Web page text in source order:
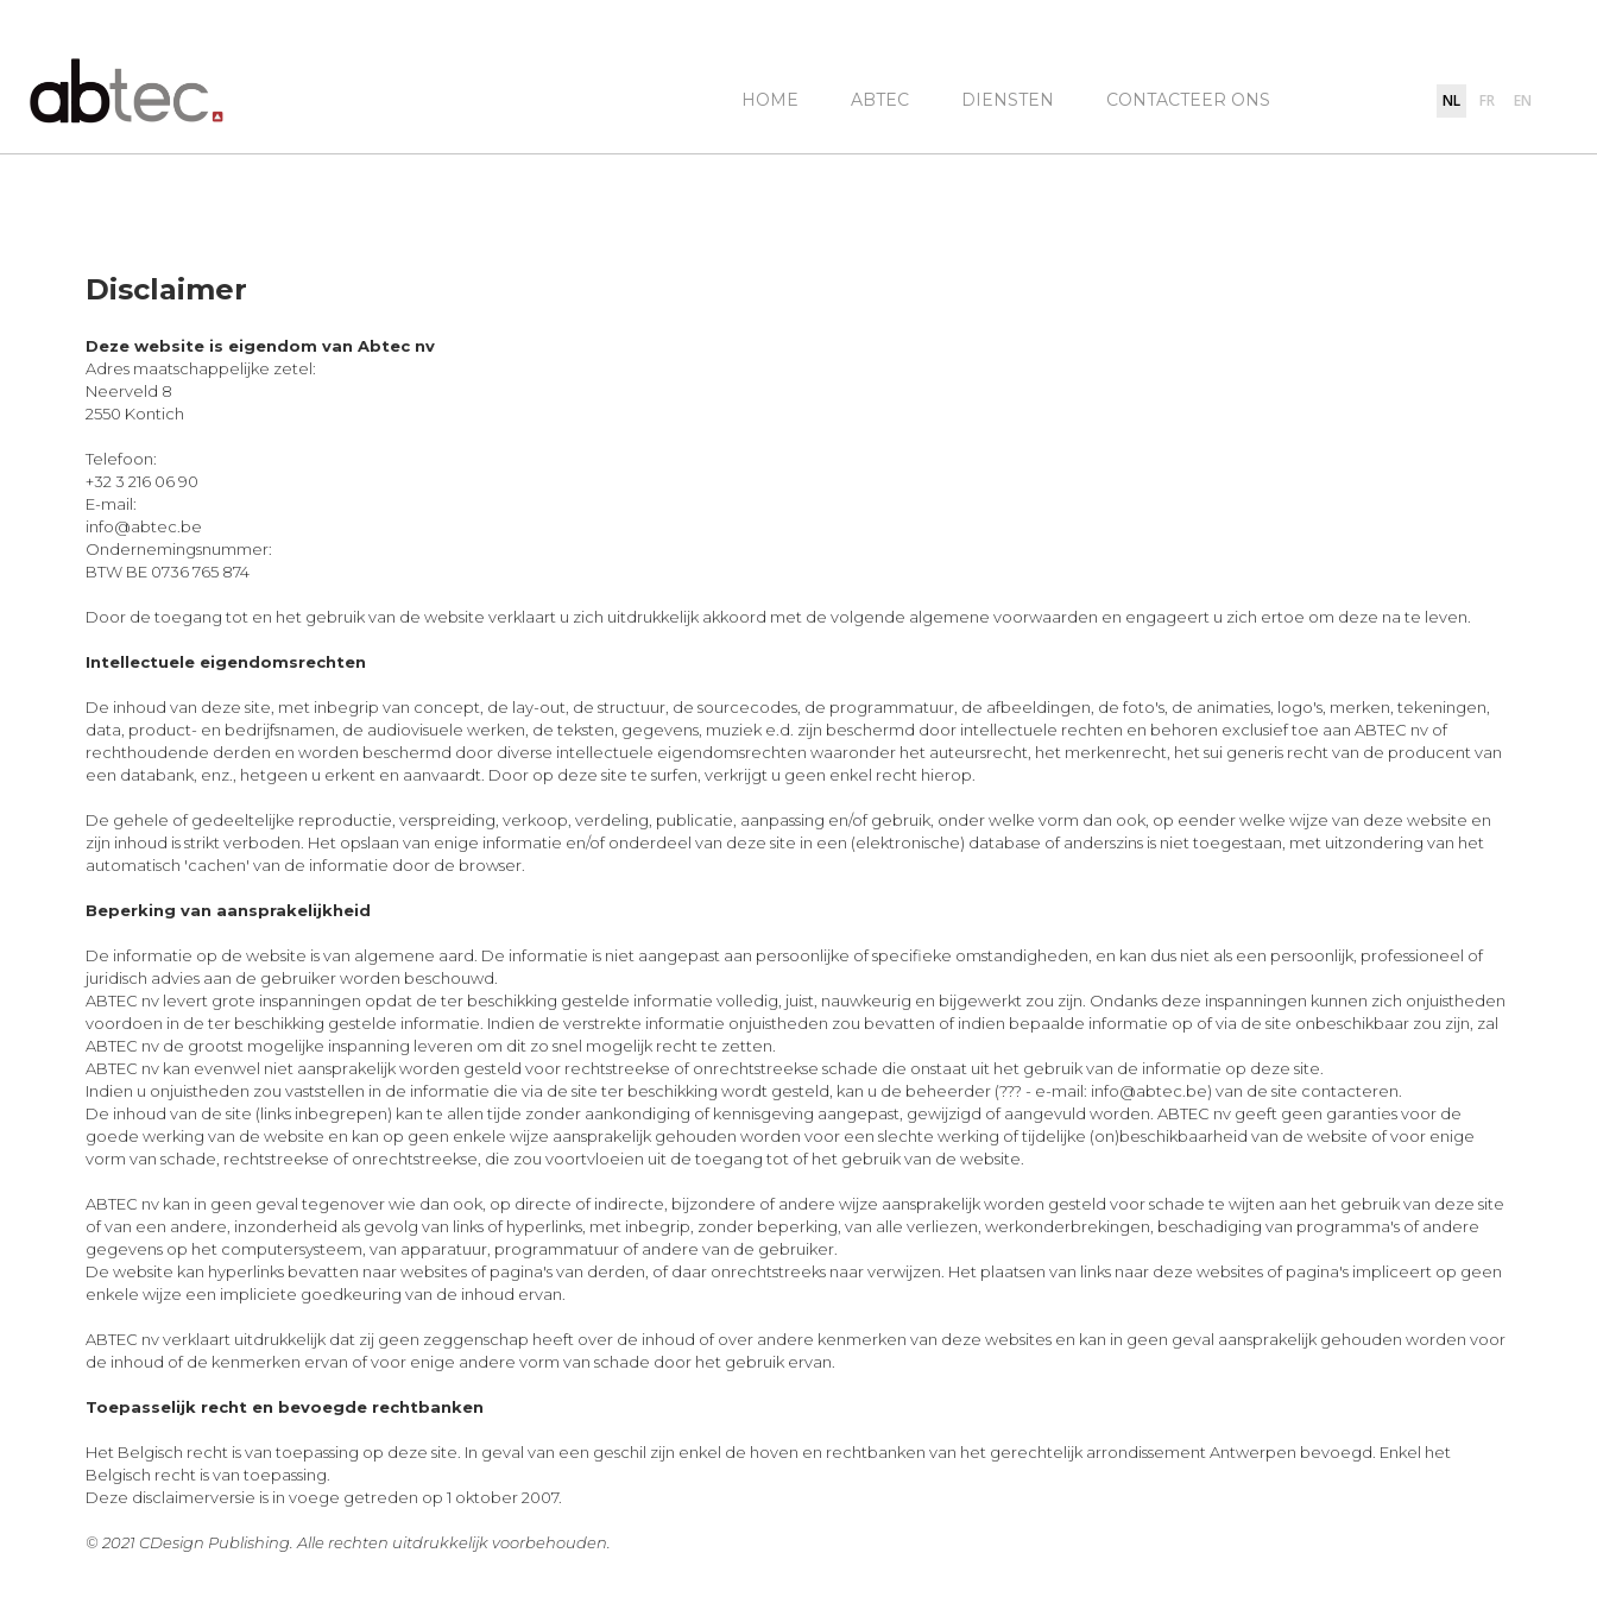
HOME ABTEC DIENSTEN CONTACTEER ONS NL FR EN
Disclaimer
Deze website is eigendom van Abtec nv
Adres maatschappelijke zetel:
Neerveld 8
2550 Kontich
Telefoon:
+32 3 216 06 90
E-mail:
info@abtec.be
Ondernemingsnummer:
BTW BE 0736 765 874
Door de toegang tot en het gebruik van de website verklaart u zich uitdrukkelijk akkoord met de volgende algemene voorwaarden en engageert u zich ertoe om deze na te leven.
Intellectuele eigendomsrechten
De inhoud van deze site, met inbegrip van concept, de lay-out, de structuur, de sourcecodes, de programmatuur, de afbeeldingen, de foto's, de animaties, logo's, merken, tekeningen,
data, product- en bedrijfsnamen, de audiovisuele werken, de teksten, gegevens, muziek e.d. zijn beschermd door intellectuele rechten en behoren exclusief toe aan ABTEC nv of
rechthoudende derden en worden beschermd door diverse intellectuele eigendomsrechten waaronder het auteursrecht, het merkenrecht, het sui generis recht van de producent van
een databank, enz., hetgeen u erkent en aanvaardt. Door op deze site te surfen, verkrijgt u geen enkel recht hierop.
De gehele of gedeeltelijke reproductie, verspreiding, verkoop, verdeling, publicatie, aanpassing en/of gebruik, onder welke vorm dan ook, op eender welke wijze van deze website en
zijn inhoud is strikt verboden. Het opslaan van enige informatie en/of onderdeel van deze site in een (elektronische) database of anderszins is niet toegestaan, met uitzondering van het
automatisch 'cachen' van de informatie door de browser.
Beperking van aansprakelijkheid
De informatie op de website is van algemene aard. De informatie is niet aangepast aan persoonlijke of specifieke omstandigheden, en kan dus niet als een persoonlijk, professioneel of
juridisch advies aan de gebruiker worden beschouwd.
ABTEC nv levert grote inspanningen opdat de ter beschikking gestelde informatie volledig, juist, nauwkeurig en bijgewerkt zou zijn. Ondanks deze inspanningen kunnen zich onjuistheden
voordoen in de ter beschikking gestelde informatie. Indien de verstrekte informatie onjuistheden zou bevatten of indien bepaalde informatie op of via de site onbeschikbaar zou zijn, zal
ABTEC nv de grootst mogelijke inspanning leveren om dit zo snel mogelijk recht te zetten.
ABTEC nv kan evenwel niet aansprakelijk worden gesteld voor rechtstreekse of onrechtstreekse schade die onstaat uit het gebruik van de informatie op deze site.
Indien u onjuistheden zou vaststellen in de informatie die via de site ter beschikking wordt gesteld, kan u de beheerder (??? - e-mail: info@abtec.be) van de site contacteren.
De inhoud van de site (links inbegrepen) kan te allen tijde zonder aankondiging of kennisgeving aangepast, gewijzigd of aangevuld worden. ABTEC nv geeft geen garanties voor de
goede werking van de website en kan op geen enkele wijze aansprakelijk gehouden worden voor een slechte werking of tijdelijke (on)beschikbaarheid van de website of voor enige
vorm van schade, rechtstreekse of onrechtstreekse, die zou voortvloeien uit de toegang tot of het gebruik van de website.
ABTEC nv kan in geen geval tegenover wie dan ook, op directe of indirecte, bijzondere of andere wijze aansprakelijk worden gesteld voor schade te wijten aan het gebruik van deze site
of van een andere, inzonderheid als gevolg van links of hyperlinks, met inbegrip, zonder beperking, van alle verliezen, werkonderbrekingen, beschadiging van programma's of andere
gegevens op het computersysteem, van apparatuur, programmatuur of andere van de gebruiker.
De website kan hyperlinks bevatten naar websites of pagina's van derden, of daar onrechtstreeks naar verwijzen. Het plaatsen van links naar deze websites of pagina's impliceert op geen
enkele wijze een impliciete goedkeuring van de inhoud ervan.
ABTEC nv verklaart uitdrukkelijk dat zij geen zeggenschap heeft over de inhoud of over andere kenmerken van deze websites en kan in geen geval aansprakelijk gehouden worden voor
de inhoud of de kenmerken ervan of voor enige andere vorm van schade door het gebruik ervan.
Toepasselijk recht en bevoegde rechtbanken
Het Belgisch recht is van toepassing op deze site. In geval van een geschil zijn enkel de hoven en rechtbanken van het gerechtelijk arrondissement Antwerpen bevoegd. Enkel het
Belgisch recht is van toepassing.
Deze disclaimerversie is in voege getreden op 1 oktober 2007.
© 2021 CDesign Publishing. Alle rechten uitdrukkelijk voorbehouden.